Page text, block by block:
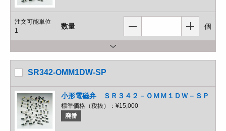
注文可能単位
1
数量 個
SR342-OMM1DW-SP
小形電磁弁 ＳＲ３４２－ＯＭＭ１ＤＷ－ＳＰ
標準価格（税抜）： ¥15,000
廃番